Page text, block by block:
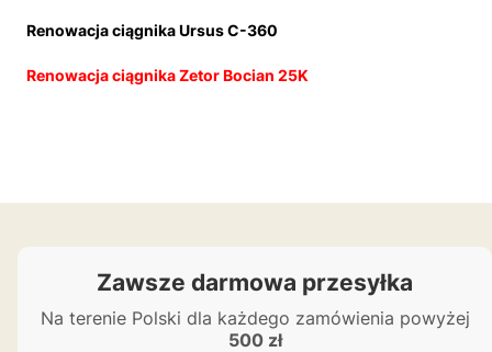
Renowacja ciągnika Ursus C-360
Renowacja ciągnika Zetor Bocian 25K
Zawsze darmowa przesyłka
Na terenie Polski dla każdego zamówienia powyżej
500 zł